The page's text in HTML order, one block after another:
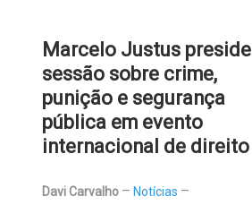
Marcelo Justus preside
sessão sobre crime,
punição e segurança
pública em evento
internacional de direito
Davi Carvalho
Notícias